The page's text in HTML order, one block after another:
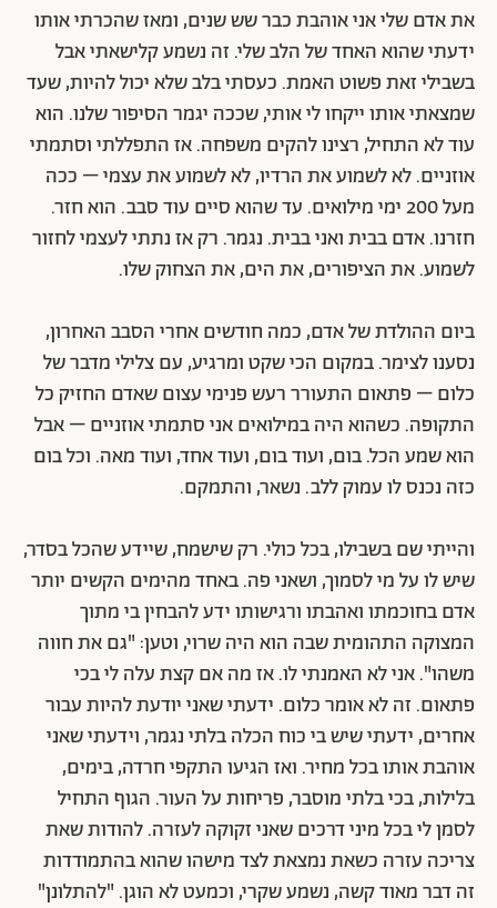
את אדם שלי אני אוהבת כבר שש שנים, ומאז שהכרתי אותו
ידעתי שהוא האחד של הלב שלי. זה נשמע קלישאתי אבל
בשבילי זאת פשוט האמת. כעסתי בלב שלא יכול להיות, שעד
שמצאתי אותו ייקחו לי אותי, שככה יגמר הסיפור שלנו. הוא
עוד לא התחיל, רצינו להקים משפחה. אז התפללתי וסתמתי
אוזניים. לא לשמוע את הרדיו, לא לשמוע את עצמי – ככה
מעל 200 ימי מילואים. עד שהוא סיים עוד סבב. הוא חזר.
חזרנו. אדם בבית ואני בבית. נגמר. רק אז נתתי לעצמי לחזור
לשמוע. את הציפורים, את הים, את הצחוק שלו.
ביום ההולדת של אדם, כמה חודשים אחרי הסבב האחרון,
נסענו לצימר. במקום הכי שקט ומרגיע, עם צלילי מדבר של
כלום – פתאום התעורר רעש פנימי עצום שאדם החזיק כל
התקופה. כשהוא היה במילואים אני סתמתי אוזניים – אבל
הוא שמע הכל. בום, ועוד בום, ועוד אחד, ועוד מאה. וכל בום
כזה נכנס לו עמוק ללב. נשאר, והתמקם.
והייתי שם בשבילו, בכל כולי. רק שישמח, שיידע שהכל בסדר,
שיש לו על מי לסמוך, ושאני פה. באחד מהימים הקשים יותר
אדם בחוכמתו ואהבתו ורגישותו ידע להבחין בי מתוך
המצוקה התהומית שבה הוא היה שרוי, וטען: "גם את חווה
משהו". אני לא האמנתי לו. אז מה אם קצת עלה לי בכי
פתאום. זה לא אומר כלום. ידעתי שאני יודעת להיות עבור
אחרים, ידעתי שיש בי כוח הכלה בלתי נגמר, וידעתי שאני
אוהבת אותו בכל מחיר. ואז הגיעו התקפי חרדה, בימים,
בלילות, בכי בלתי מוסבר, פריחות על העור. הגוף התחיל
לסמן לי בכל מיני דרכים שאני זקוקה לעזרה. להודות שאת
צריכה עזרה כשאת נמצאת לצד מישהו שהוא בהתמודדות
זה דבר מאוד קשה, נשמע שקרי, וכמעט לא הוגן. "להתלונן"